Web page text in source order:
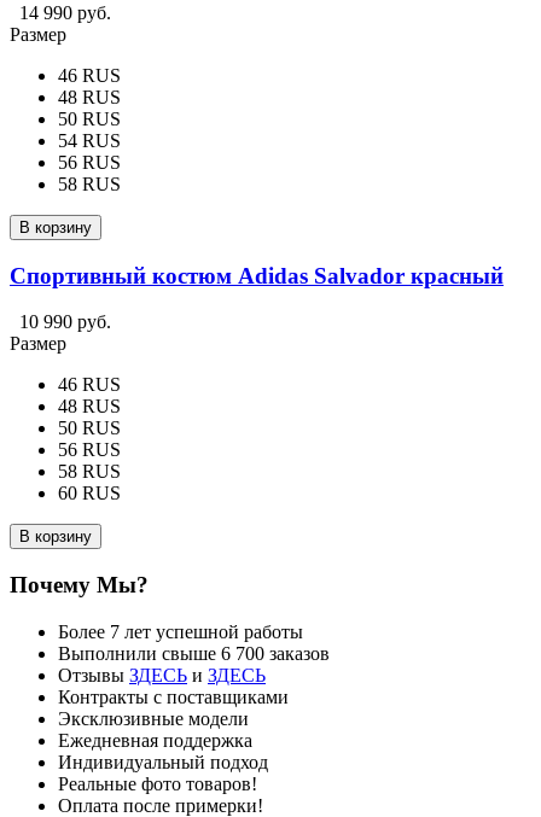
14 990 руб.
Размер
46 RUS
48 RUS
50 RUS
54 RUS
56 RUS
58 RUS
В корзину
Спортивный костюм Adidas Salvador красный
10 990 руб.
Размер
46 RUS
48 RUS
50 RUS
56 RUS
58 RUS
60 RUS
В корзину
Почему Мы?
Более 7 лет успешной работы
Выполнили свыше 6 700 заказов
Отзывы ЗДЕСЬ и ЗДЕСЬ
Контракты с поставщиками
Эксклюзивные модели
Ежедневная поддержка
Индивидуальный подход
Реальные фото товаров!
Оплата после примерки!